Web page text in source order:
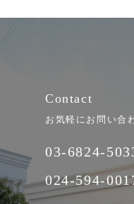
Contact
お気軽にお問い合
03-6824-
024-594-